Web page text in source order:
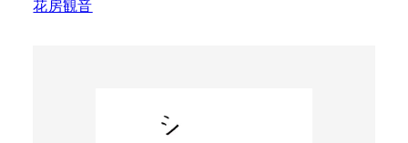
花房観音